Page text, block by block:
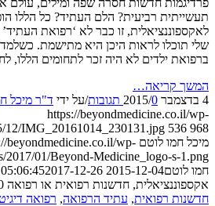
רביעית? הלם העתיד? כל הללו
זו כבר לא ‘רפואת העתיד’
לראות היכן היא מתישמת. כשלמדתי
ילדים לא היה זכר לתחומים הללו,
קריאה…
/0 תגובות /על ידיד"ר מיכל חמו
https://
2015/12/IMG_20161014_230131.jpg
לוטם https://beyondmedicine.co.il/wp-
2017/01/Beyond-Medicine_logo-s-
2015-12-04 05:06:45
2017-12-26 06:19:19
חדשנות רפואית או רפואה 3.0
רפואית,עתיד הרפואה,רפואה דיגיטלית